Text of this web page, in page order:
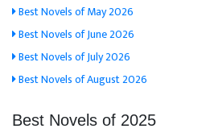
Best Novels of May 2026
Best Novels of June 2026
Best Novels of July 2026
Best Novels of August 2026
Best Novels of 2025